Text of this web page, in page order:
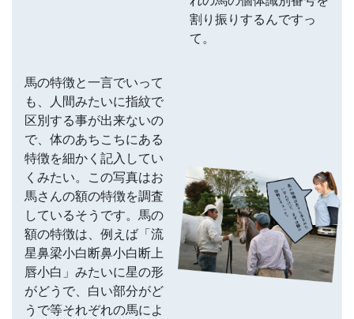
割り振りするんですっ
て。
馬の特徴と一言でいって
も、人間みたいに指紋で
区別する事が出来ないの
で、体のあちこちにある
特徴を細かく記入してい
くみたい。この写真はお
馬さんの額の特徴を調査
しているそうです。馬の
額の特徴は、例えば「流
星鼻梁小白断鼻小白断上
唇小白」みたいに星の形
がどうで、白い部分がど
うで等それぞれの馬によ